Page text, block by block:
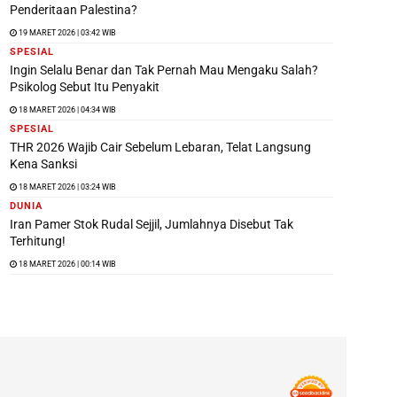
Penderitaan Palestina?
19 MARET 2026 | 03:42 WIB
SPESIAL
Ingin Selalu Benar dan Tak Pernah Mau Mengaku Salah?
Psikolog Sebut Itu Penyakit
18 MARET 2026 | 04:34 WIB
SPESIAL
THR 2026 Wajib Cair Sebelum Lebaran, Telat Langsung
Kena Sanksi
18 MARET 2026 | 03:24 WIB
DUNIA
Iran Pamer Stok Rudal Sejjil, Jumlahnya Disebut Tak
Terhitung!
18 MARET 2026 | 00:14 WIB